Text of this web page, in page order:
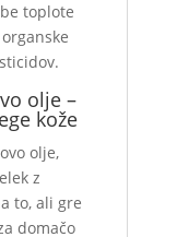
toplote
olje –
kože
olje,
z
to, ali gre
domačo